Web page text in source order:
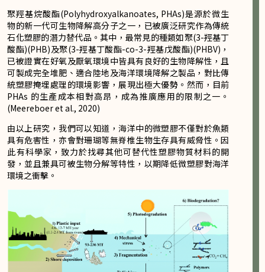
聚羥基烷酸酯(Polyhydroxyalkanoates, PHAs)是源於微生
物的新一代可生物降解高分子之一，已被廣泛研究作為傳統
石化塑膠的潛力替代品。其中，最常見的種類如聚(3-羥基丁
酸酯)(PHB)及聚(3-羥基丁酸酯-co-3-羥基戊酸酯)(PHBV)，
已被證實在好氧及厭氧環境中皆具有良好的生物降解性，且
可製成完全堆肥、適合陸地及海洋環境降解之製品，對比傳
統塑膠掩埋處理的環境影響，展現出極大優勢。然而，目前
PHAs 的生產成本相對高昂，成為推廣應用的限制之一。
(Meereboer et al., 2020)
由以上研究，我們可以知道，海洋中的微塑膠不僅對於魚類
具有危害性，亦會對珊瑚等無脊椎生物生存具有威脅性。因
此有科學家，致力於找尋其他可替代性塑膠物質材料的開
發，並且兼具可被生物分解等特性，以期降低微塑膠對海洋
環境之衝擊。